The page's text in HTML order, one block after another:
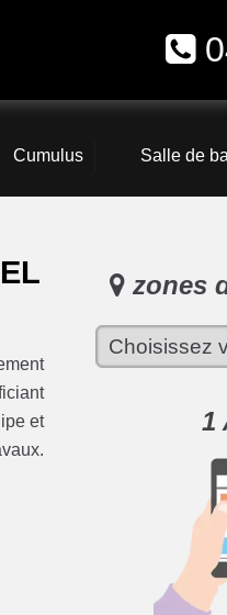
Cumulus Salle de
et
zones
1